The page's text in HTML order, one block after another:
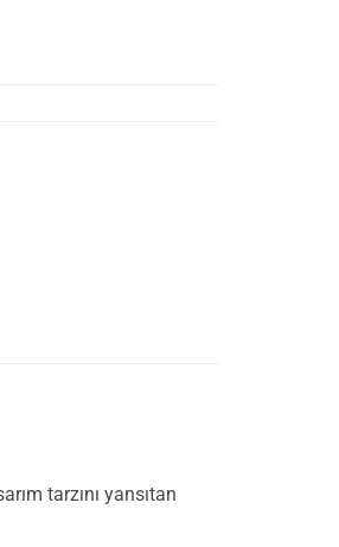
tarzını yansıtan